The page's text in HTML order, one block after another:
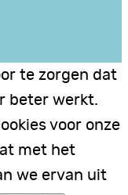
te zorgen dat
beter werkt.
voor onze
met het
we ervan uit